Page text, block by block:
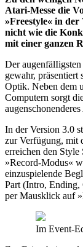
Atari-Messe die
»Freestyle« in der
nicht wie die
mit einer ganzen
Der
gewahr, präsentiert
Optik. Neben dem
Computern sorgt
In der Version 3.0
zur Verfügung, mit
erreichen den
»Record-Modus«
einzuspielende
Part (Intro, Ending,
per Mausklick auf
Im Event-